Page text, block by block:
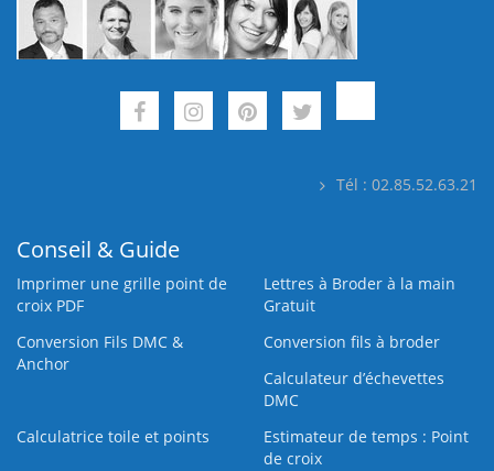
Tél : 02.85.52.63.21
Conseil & Guide
Imprimer une grille point de
croix PDF
Lettres à Broder à la main
Gratuit
Conversion Fils DMC &
Anchor
Conversion fils à broder
Calculateur d’échevettes
DMC
Calculatrice toile et points
Estimateur de temps : Point
de croix